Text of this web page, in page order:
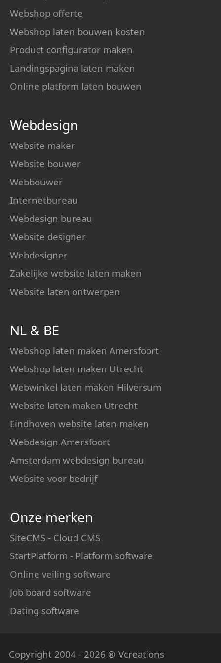
Webshop offerte
Webshop laten bouwen kosten
Product configurator maken
Landingspagina laten maken
Online platform laten bouwen
Webdesign
Website maker
Website bouwer
Webbouwer
Internetbureau
Webdesign bureau
Website designer
Webdesigner
Zakelijke website laten maken
Website laten ontwerpen
NL & BE
Webshop laten maken Amersfoort
Webshop laten maken Utrecht
Webwinkel laten maken Hilversum
Website laten maken Utrecht
Eindhoven website laten maken
Webdesign Amersfoort
Amsterdam webdesign bureau
Website voor bedrijf
Onze merken
SiteCMS - Cloud CMS
StartPlatform - Platform software
Online veiling software
Job board software
Dating software
Copyright 2004 - 2026 ® Vcreations